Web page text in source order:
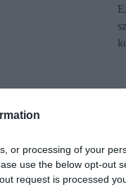
or processing of your
use the below opt-out
request is processed